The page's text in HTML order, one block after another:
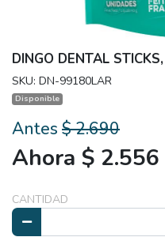
DINGO DENTAL
SKU: DN-99180LAR
Disponible
Antes $ 2.690
Ahora $ 2.556
CANTIDAD